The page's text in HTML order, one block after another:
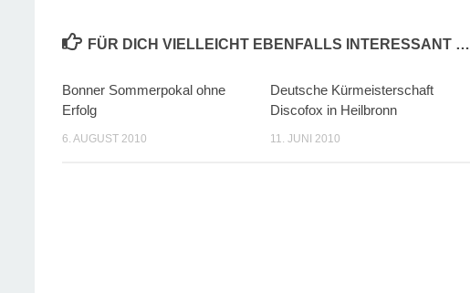
FÜR DICH VIELLEICHT EBENFALLS INTERESSANT …
Bonner Sommerpokal ohne
Erfolg
6. AUGUST 2010
Deutsche Kürmeisterschaft
Discofox in Heilbronn
11. JUNI 2010